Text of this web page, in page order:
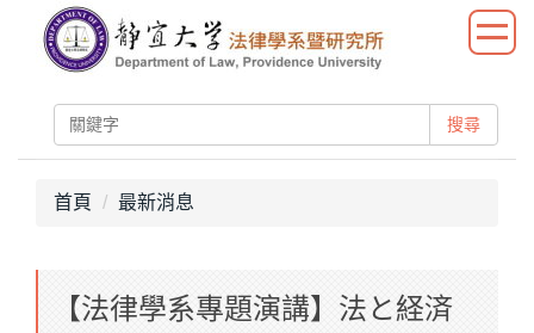
容
搜尋
首頁 最新消息
【法律學系專題演講】法と経済